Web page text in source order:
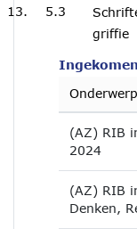
5.3
griffie
Onderwerp
(AZ) RIB
2024
(AZ) RIB
Denken,